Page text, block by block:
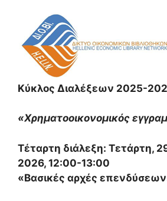
Κύκλος Διαλέξεων 2025-
«Χρηματοοικονομικός
Τέταρτη διάλεξη: Τετάρτη,
2026, 12:00-13:00
«Βασικές αρχές